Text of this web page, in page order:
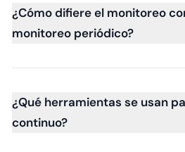
¿Cómo difiere el monitoreo
monitoreo periódico?
¿Qué herramientas se usan
continuo?